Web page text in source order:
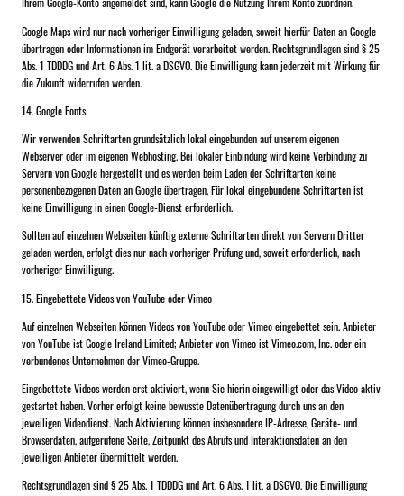
Google Maps wird nur nach vorheriger Einwilligung geladen, soweit hierfür Daten an Google
übertragen oder Informationen im Endgerät verarbeitet werden. Rechtsgrundlagen sind § 25
Abs. 1 TDDDG und Art. 6 Abs. 1 lit. a DSGVO. Die Einwilligung kann jederzeit mit Wirkung für
die Zukunft widerrufen werden.
14. Google Fonts
Wir verwenden Schriftarten grundsätzlich lokal eingebunden auf unserem eigenen
Webserver oder im eigenen Webhosting. Bei lokaler Einbindung wird keine Verbindung zu
Servern von Google hergestellt und es werden beim Laden der Schriftarten keine
personenbezogenen Daten an Google übertragen. Für lokal eingebundene Schriftarten ist
keine Einwilligung in einen Google-Dienst erforderlich.
Sollten auf einzelnen Webseiten künftig externe Schriftarten direkt von Servern Dritter
geladen werden, erfolgt dies nur nach vorheriger Prüfung und, soweit erforderlich, nach
vorheriger Einwilligung.
15. Eingebettete Videos von YouTube oder Vimeo
Auf einzelnen Webseiten können Videos von YouTube oder Vimeo eingebettet sein. Anbieter
von YouTube ist Google Ireland Limited; Anbieter von Vimeo ist Vimeo.com, Inc. oder ein
verbundenes Unternehmen der Vimeo-Gruppe.
Eingebettete Videos werden erst aktiviert, wenn Sie hierin eingewilligt oder das Video aktiv
gestartet haben. Vorher erfolgt keine bewusste Datenübertragung durch uns an den
jeweiligen Videodienst. Nach Aktivierung können insbesondere IP-Adresse, Geräte- und
Browserdaten, aufgerufene Seite, Zeitpunkt des Abrufs und Interaktionsdaten an den
jeweiligen Anbieter übermittelt werden.
Rechtsgrundlagen sind § 25 Abs. 1 TDDDG und Art. 6 Abs. 1 lit. a DSGVO. Die Einwilligung